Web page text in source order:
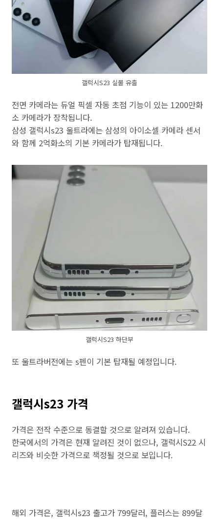
갤럭시S23 실물 유출
전면 카메라는 듀얼 픽셀 자동 초점 기능이 있는 1200만화
소 카메라가 장착됩니다.
삼성 갤럭시s23 울트라에는 삼성의 아이소셀 카메라 센서
와 함께 2억화소의 기본 카메라가 탑재됩니다.
갤럭시S23 하단부
또 울트라버전에는 s펜이 기본 탑재될 예정입니다.
갤럭시s23 가격
가격은 전작 수준으로 동결할 것으로 알려져 있습니다.
한국에서의 가격은 현재 알려진 것이 없으나, 갤럭시S22 시
리즈와 비슷한 가격으로 책정될 것으로 보입니다.
해외 가격은, 갤럭시s23 출고가 799달러, 플러스는 899달